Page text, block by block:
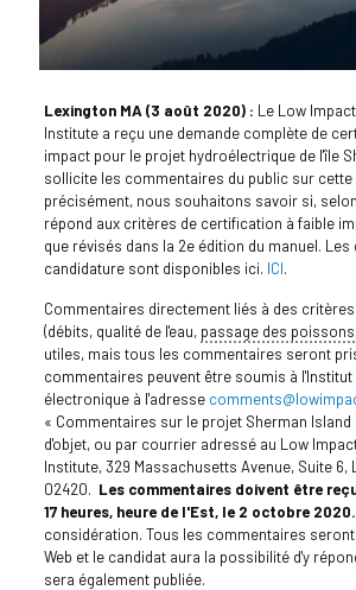
Lexington MA (3 août 2020) : Le Low
Institute a reçu une demande complète de
impact pour le projet hydroélectrique de l'île
sollicite les commentaires du public sur cette
précisément, nous souhaitons savoir si,
répond aux critères de certification à faible
que révisés dans la 2e édition du manuel.
candidature sont disponibles ici. ICI.
Commentaires directement liés à des
(débits, qualité de l'eau, passage des poissons
utiles, mais tous les commentaires seront
commentaires peuvent être soumis à
électronique à l'adresse
« Commentaires sur le projet Sherman Island
d'objet, ou par courrier adressé au Low
Institute, 329 Massachusetts Avenue, Suite 6,
02420. Les commentaires doivent être
17 heures, heure de l'Est, le 2 octobre 2020.
considération. Tous les commentaires
Web et le candidat aura la possibilité d'y
sera également publiée.